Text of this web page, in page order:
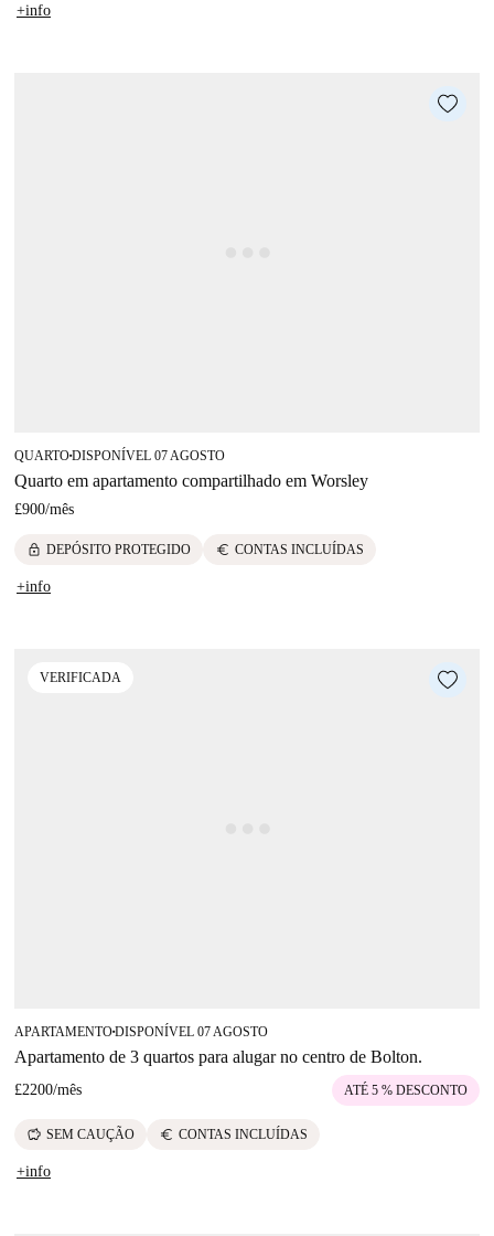
+info
QUARTO■DISPONÍVEL 07 AGOSTO
Quarto em apartamento compartilhado em Worsley
£900/mês
lock DEPÓSITO PROTEGIDO euro CONTAS INCLUÍDAS
+info
VERIFICADA
APARTAMENTO■DISPONÍVEL 07 AGOSTO
Apartamento de 3 quartos para alugar no centro de Bolton.
£2200/mês ATÉ 5 % DESCONTO
savings SEM CAUÇÃO euro CONTAS INCLUÍDAS
+info